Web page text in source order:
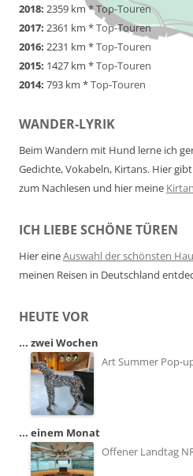
2018: 2359 km *Top-Touren
2017: 2361 km *Top-Touren
2016: 2231 km *Top-Touren
2015: 1427 km *Top-Touren
2014: 793 km *Top-Touren
WANDER-LYRIK
Beim Wandern mit Hund lerne ich
Gedichte, Vokabeln, Kirtans. Hier
zum Nachlesen und hier meine
ICH LIEBE SCHÖNE TÜREN
Hier eineAuswahl der schönsten
meinen Reisen in Deutschland
HEUTE VOR
... zwei Wochen
Art Summer Pop-
... einem Monat
Offener Landtag